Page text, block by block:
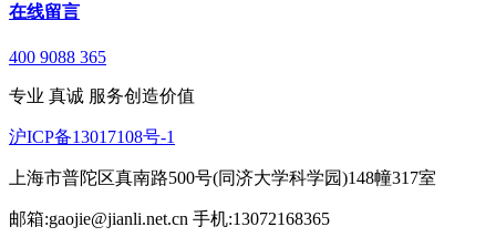
在线留言
400 9088 365
专业 真诚 服务创造价值
沪ICP备13017108号-1
上海市普陀区真南路500号(同济大学科学园)148幢317室
邮箱:gaojie@jianli.net.cn 手机:13072168365